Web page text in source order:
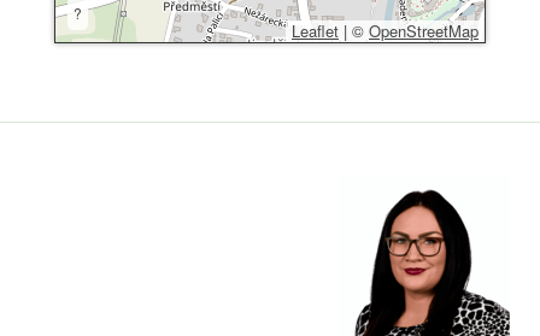
?
Leaflet | © OpenStreetMap